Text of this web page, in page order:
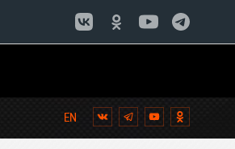
Вконтакте
Telegram
YouTube